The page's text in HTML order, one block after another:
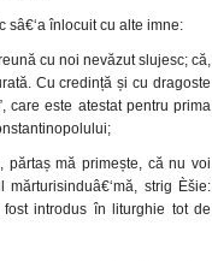
înlocuit cu alte imne:
cu noi nevăzut slujesc; că,
Cu credință și cu dragoste
care este atestat pentru prima
părtaș mă primește, că nu voi
strig Èšie:
fost introdus în liturghie tot de